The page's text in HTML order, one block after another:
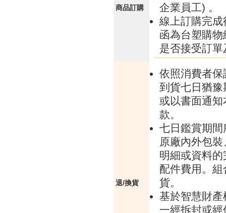
商品訂購
企業員工) 。
線上訂購完
函為台塑購
是否接受訂
退/換貨
依照消費者
到貨七日猶
或以書面通
款。
七日鑑賞期
原廠內外包
明細或資料
配件費用。
貨。
基於智慧財
一經拆封或